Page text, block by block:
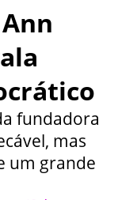
fundadora
mas
um grande